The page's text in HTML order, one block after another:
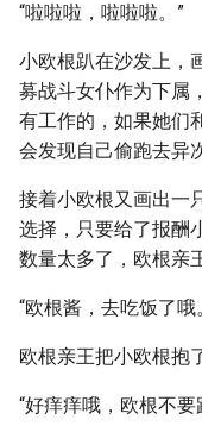
“啦啦啦，啦啦啦。”
小欧根趴在沙发上，
募战斗女仆作为下属
有工作的，如果她们
会发现自己偷跑去异
接着小欧根又画出一
选择，只要给了报酬
数量太多了，欧根亲
“欧根酱，去吃饭了哦
欧根亲王把小欧根抱
“好痒痒哦，欧根不要